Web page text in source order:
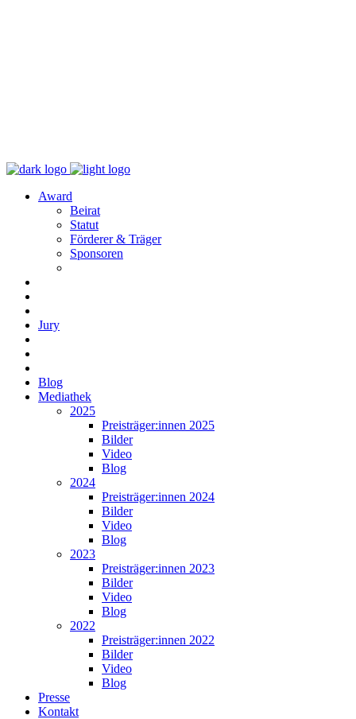
Award
Beirat
Statut
Förderer & Träger
Sponsoren
Jury
Blog
Mediathek
2025
Preisträger:innen 2025
Bilder
Video
Blog
2024
Preisträger:innen 2024
Bilder
Video
Blog
2023
Preisträger:innen 2023
Bilder
Video
Blog
2022
Preisträger:innen 2022
Bilder
Video
Blog
Presse
Kontakt